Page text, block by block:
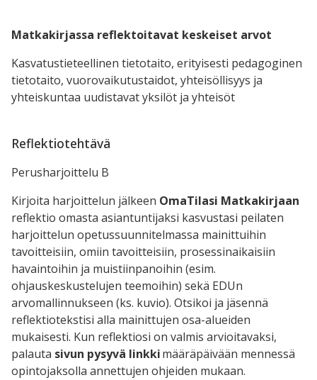
Matkakirjassa reflektoitavat keskeiset arvot
Kasvatustieteellinen tietotaito, erityisesti pedagoginen
tietotaito, vuorovaikutustaidot, yhteisöllisyys ja
yhteiskuntaa uudistavat yksilöt ja yhteisöt
Reflektiotehtävä
Perusharjoittelu B
Kirjoita harjoittelun jälkeen OmaTilasi Matkakirjaan
reflektio omasta asiantuntijaksi kasvustasi peilaten
harjoittelun opetussuunnitelmassa mainittuihin
tavoitteisiin, omiin tavoitteisiin, prosessinaikaisiin
havaintoihin ja muistiinpanoihin (esim.
ohjauskeskustelujen teemoihin) sekä EDUn
arvomallinnukseen (ks. kuvio). Otsikoi ja jäsennä
reflektiotekstisi alla mainittujen osa-alueiden
mukaisesti. Kun reflektiosi on valmis arvioitavaksi,
palauta sivun pysyvä linkkimääräpäivään mennessä
opintojaksolla annettujen ohjeiden mukaan.